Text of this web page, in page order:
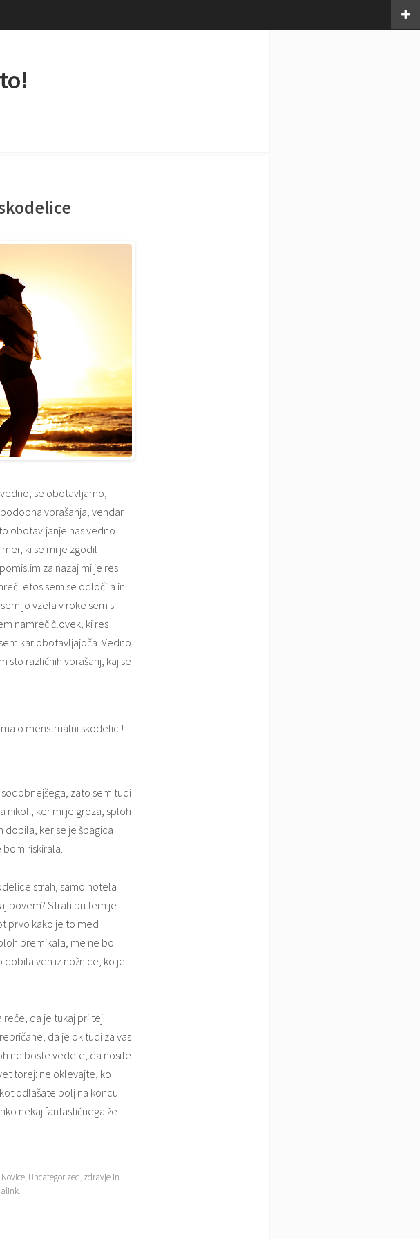
se obotavljamo,
vprašanja, vendar
obotavljanje nas vedno
ki se mi je zgodil
za nazaj mi je res
letos sem se odločila in
sem jo vzela v roke sem si
namreč človek, ki res
kar obotavljajoča. Vedno
sto različnih vprašanj, kaj se
zato sem tudi
nikoli, ker mi je groza, sploh
dobila, ker se je špagica
bom riskirala.
strah, samo hotela
povem? Strah pri tem je
prvo kako je to med
premikala, me ne bo
ven iz nožnice, ko je
reče, da je tukaj pri tej
da je ok tudi za vas
ne boste vedele, da nosite
torej: ne oklevajte, ko
odlašate bolj na koncu
nekaj fantastičnega že
Novice, Uncategorized, zdravje in
.